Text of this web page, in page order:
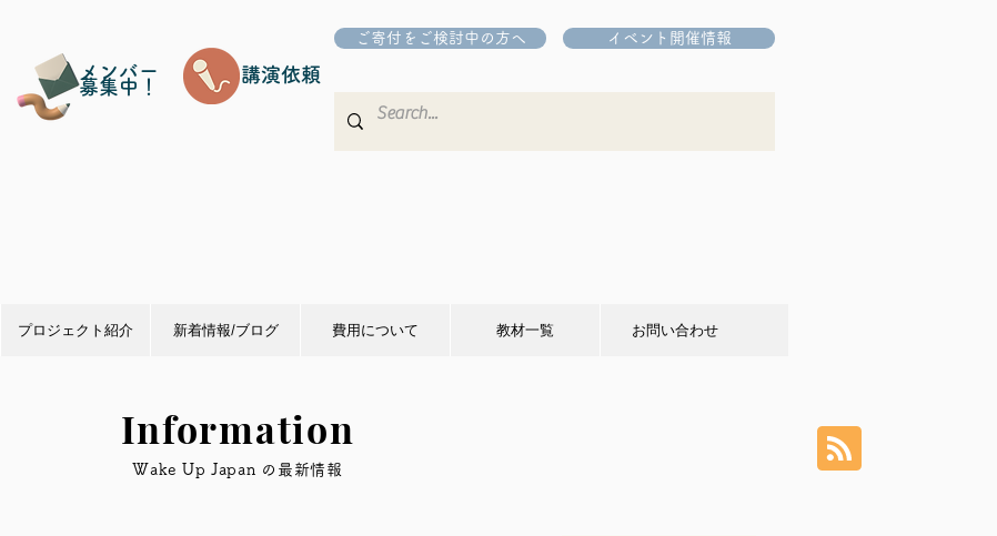
メンバー
募集中！
講演依頼
ご寄付をご検討中の方へ イベント開催情報
プロジェクト紹介 新着情報/ブログ 費用について 教材一覧 お問い合わせ
Information
​Wake Up Japan の最新情報